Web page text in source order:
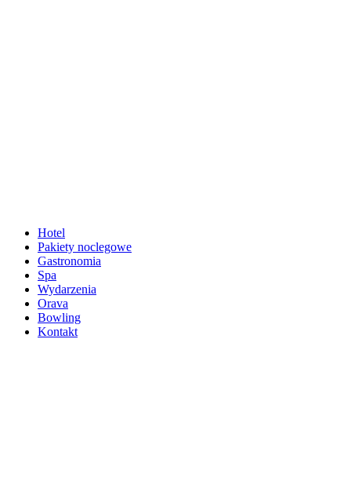
Hotel
Pakiety noclegowe
Gastronomia
Spa
Wydarzenia
Orava
Bowling
Kontakt